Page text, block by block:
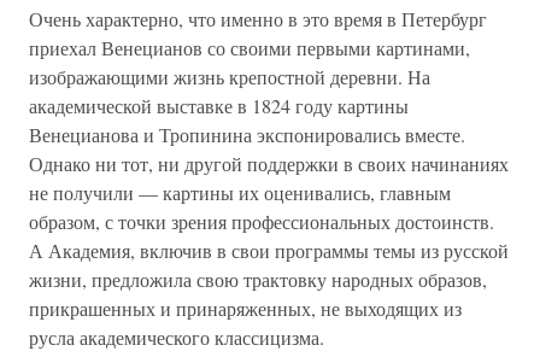
Очень характерно, что именно в это время в Петербург
приехал Венецианов со своими первыми картинами,
изображающими жизнь крепостной деревни. На
академической выставке в 1824 году картины
Венецианова и Тропинина экспонировались вместе.
Однако ни тот, ни другой поддержки в своих начинаниях
не получили — картины их оценивались, главным
образом, с точки зрения профессиональных достоинств.
А Академия, включив в свои программы темы из русской
жизни, предложила свою трактовку народных образов,
прикрашенных и принаряженных, не выходящих из
русла академического классицизма.